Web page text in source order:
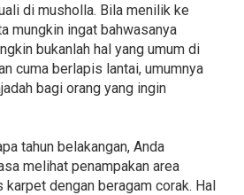
di musholla. Bila menilik ke
mungkin ingat bahwasanya
bukanlah hal yang umum di
cuma berlapis lantai, umumnya
bagi orang yang ingin
tahun belakangan, Anda
melihat penampakan area
dengan beragam corak. Hal